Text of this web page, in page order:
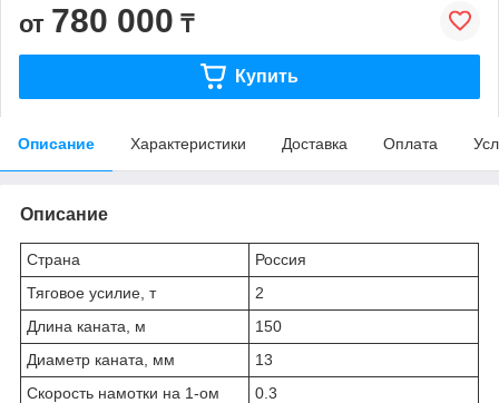
от 780 000 ₸
Купить
Описание Характеристики Доставка Оплата
Описание
Страна
Россия
Тяговое усилие, т
2
Длина каната, м
150
Диаметр каната, мм
13
Скорость намотки на 1-ом
0.3